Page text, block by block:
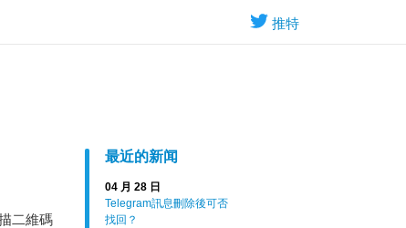
推特
最近的新闻
04 月 28 日
Telegram訊息刪除後可否
找回？
二維碼